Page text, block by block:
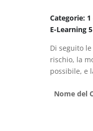
Categorie:
E-Learning
Di seguito
rischio, la
possibile, e
Nome del